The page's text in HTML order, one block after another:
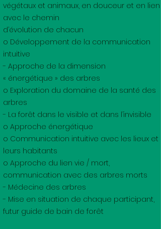
végétaux et animaux, en douceur et en lien
avec le chemin
d’évolution de chacun
o Développement de la communication
intuitive
- Approche de la dimension
« énergétique » des arbres
o Exploration du domaine de la santé des
arbres
- La forêt dans le visible et dans l’invisible
o Approche énergétique
o Communication intuitive avec les lieux et
leurs habitants
o Approche du lien vie / mort,
communication avec des arbres morts
- Médecine des arbres
- Mise en situation de chaque participant,
futur guide de bain de forêt